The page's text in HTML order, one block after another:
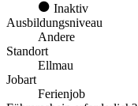
Inaktiv
Ausbildungsniveau
Andere
Standort
Ellmau
Jobart
Ferienjob